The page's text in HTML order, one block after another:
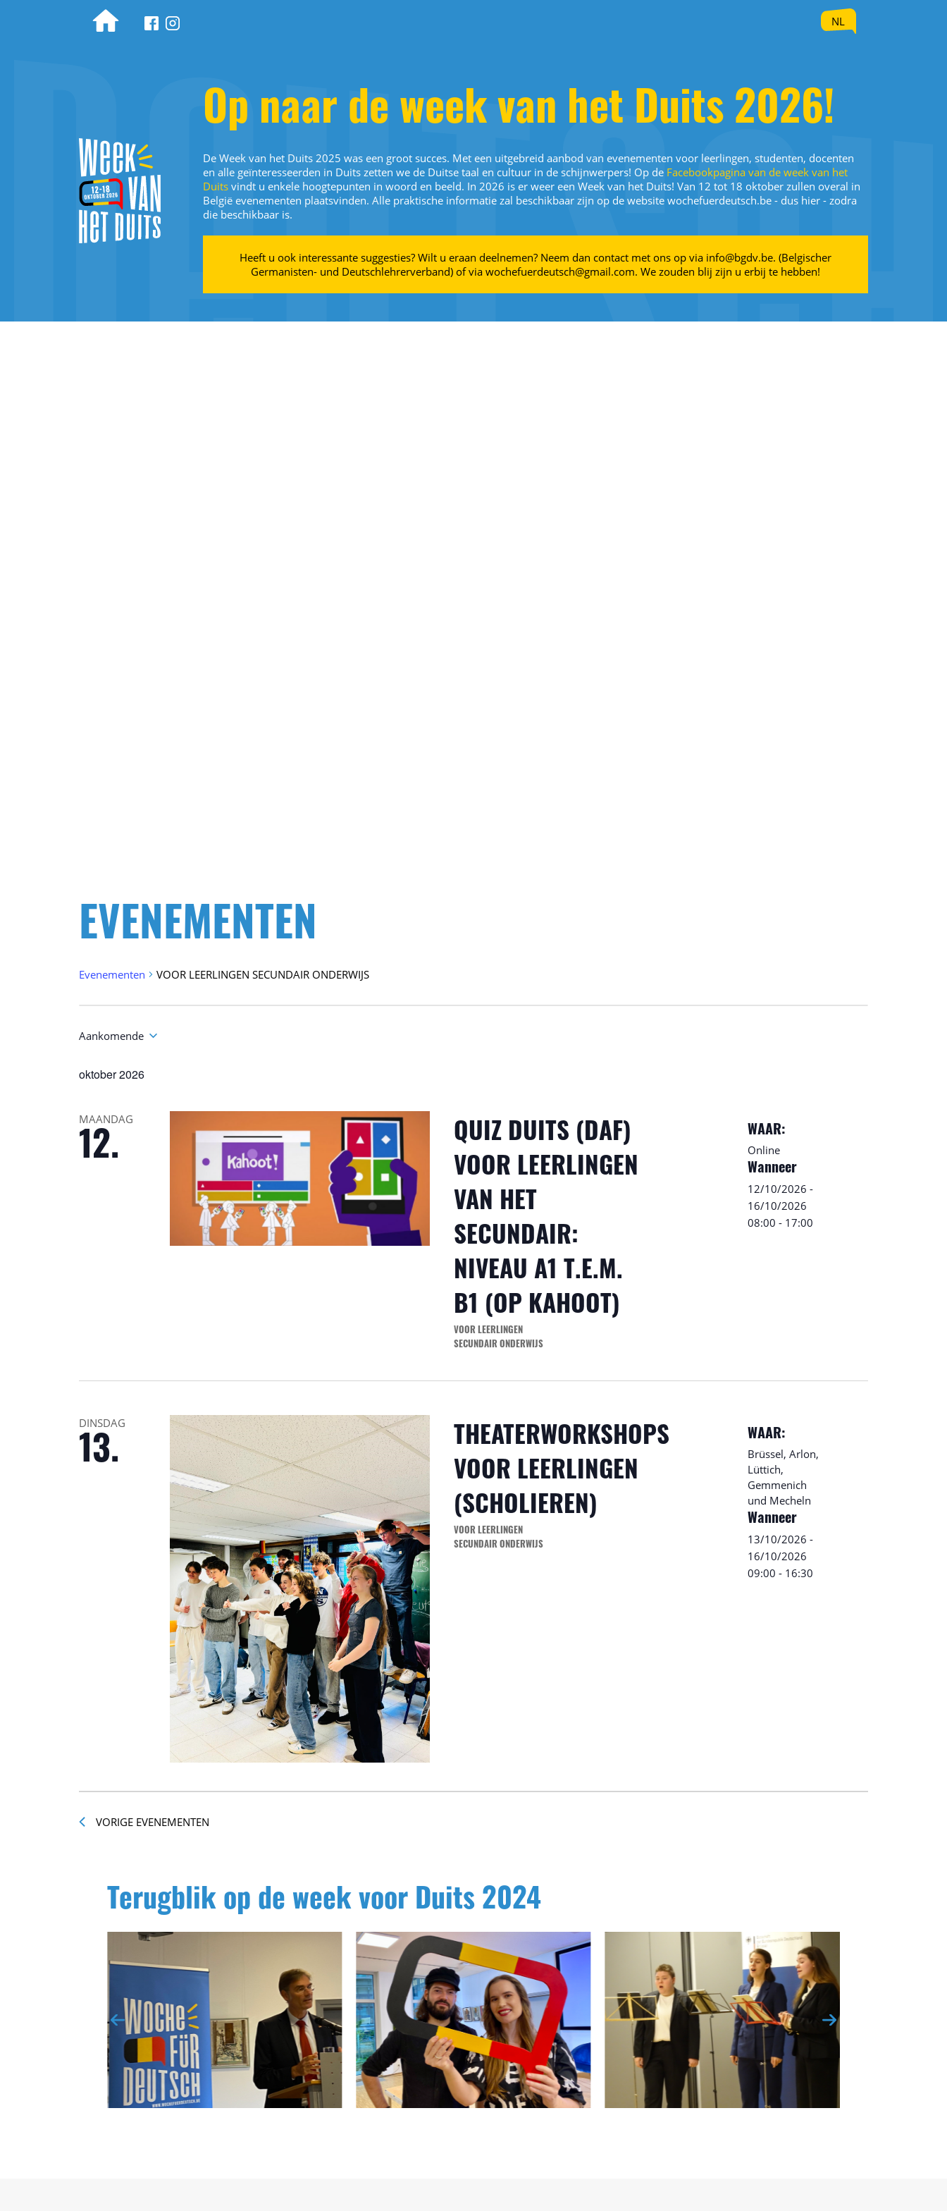
Woche für Deutsch NL
Op naar de week van het Duits 2026!
De Week van het Duits 2025 was een groot succes. Met een uitgebreid aanbod van evenementen voor leerlingen, studenten, docenten
en alle geïnteresseerden in Duits zetten we de Duitse taal en cultuur in de schijnwerpers! Op de Facebookpagina van de week van het
Duits vindt u enkele hoogtepunten in woord en beeld. In 2026 is er weer een Week van het Duits! Van 12 tot 18 oktober zullen overal in
België evenementen plaatsvinden. Alle praktische informatie zal beschikbaar zijn op de website wochefuerdeutsch.be - dus hier - zodra
die beschikbaar is.
Heeft u ook interessante suggesties? Wilt u eraan deelnemen? Neem dan contact met ons op via info@bgdv.be. (Belgischer
Germanisten- und Deutschlehrerverband) of via wochefuerdeutsch@gmail.com. We zouden blij zijn u erbij te hebben!
EVENEMENTEN
Evenementen VOOR LEERLINGEN SECUNDAIR ONDERWIJS
Evenementen
en
Aankomende
datum.
oktober 2026
MAANDAG
12.
QUIZ DUITS (DAF)
VOOR LEERLINGEN
VAN HET
SECUNDAIR:
NIVEAU A1 T.E.M.
B1 (OP KAHOOT)
VOOR LEERLINGEN
SECUNDAIR ONDERWIJS
WAAR:
Online
Wanneer
12/10/2026 -
16/10/2026
08:00 - 17:00
DINSDAG
13.
THEATERWORKSHOPS
VOOR LEERLINGEN
(SCHOLIEREN)
VOOR LEERLINGEN
SECUNDAIR ONDERWIJS
WAAR:
Brüssel, Arlon,
Lüttich,
Gemmenich
und Mecheln
Wanneer
13/10/2026 -
16/10/2026
09:00 - 16:30
VORIGE EVENEMENTEN
Terugblik op de week voor Duits 2024